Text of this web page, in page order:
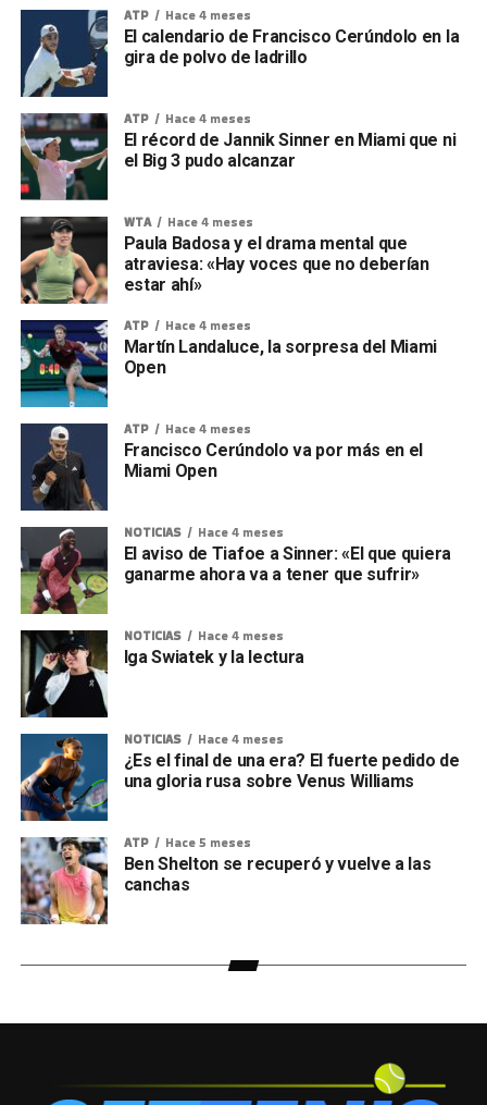
ATP Hace 4 meses
El calendario de Francisco Cerúndolo en la
gira de polvo de ladrillo
ATP Hace 4 meses
El récord de Jannik Sinner en Miami que ni
el Big 3 pudo alcanzar
WTA Hace 4 meses
Paula Badosa y el drama mental que
atraviesa: «Hay voces que no deberían
estar ahí»
ATP Hace 4 meses
Martín Landaluce, la sorpresa del Miami
Open
ATP Hace 4 meses
Francisco Cerúndolo va por más en el
Miami Open
NOTICIAS Hace 4 meses
El aviso de Tiafoe a Sinner: «El que quiera
ganarme ahora va a tener que sufrir»
NOTICIAS Hace 4 meses
Iga Swiatek y la lectura
NOTICIAS Hace 4 meses
¿Es el final de una era? El fuerte pedido de
una gloria rusa sobre Venus Williams
ATP Hace 5 meses
Ben Shelton se recuperó y vuelve a las
canchas